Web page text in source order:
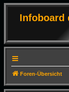
Infoboard
Foren-Übersicht